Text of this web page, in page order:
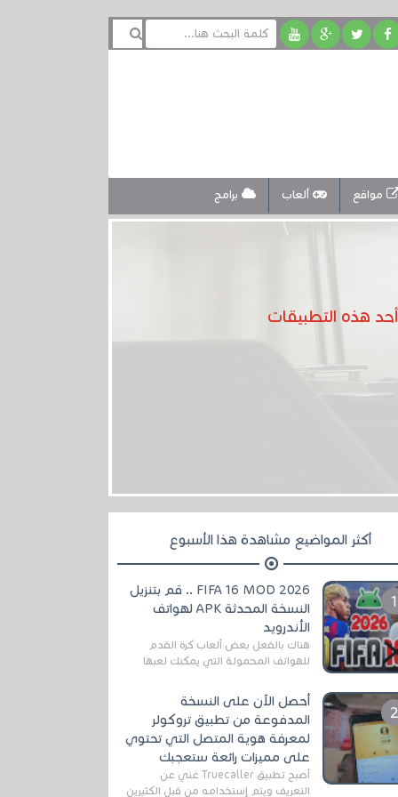
مواقع ألعاب برامج
أكثر المواضيع مشاهدة هذا الأسبوع
FIFA 16 MOD 2026 .. قم بتنزيل
النسخة المحدثة APK لهواتف
الأندرويد
هناك بالفعل بعض ألعاب كرة القدم
للهواتف المحمولة التي يمكنك لعبها
مثل EA Sports ...
أحصل الآن على النسخة
المدفوعة من تطبيق تروكولر
لمعرفة هوية المتصل التي تحتوي
على مميزات رائعة ستعجبك
أصبح تطبيق Truecaller غني عن
التعريف ويتم إستخدامه من قبل الكثيرين